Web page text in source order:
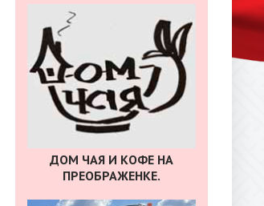
» «Зенит» чудом обыграл «Сочи»
ДОМ ЧАЯ И КОФЕ НА
ПРЕОБРАЖЕНКЕ.